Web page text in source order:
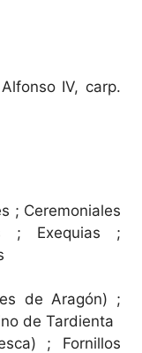
IV, carp.
; Ceremoniales
; Exequias ;
de Aragón) ;
de Tardienta
; Fornillos